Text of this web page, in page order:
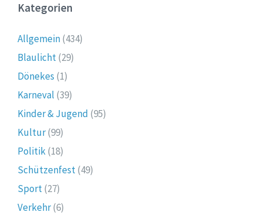
Kategorien
Allgemein(434)
Blaulicht(29)
Dönekes (1)
Karneval (39)
Kinder & Jugend (95)
Kultur(99)
Politik(18)
Schützenfest(49)
Sport(27)
Verkehr(6)